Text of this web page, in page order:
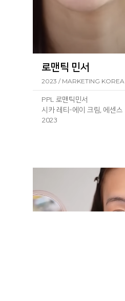
로맨틱 민서
2023 / MARKETING KOREA
PPL 로맨틱민서
시카 레티-에이 크림, 에센스
2023